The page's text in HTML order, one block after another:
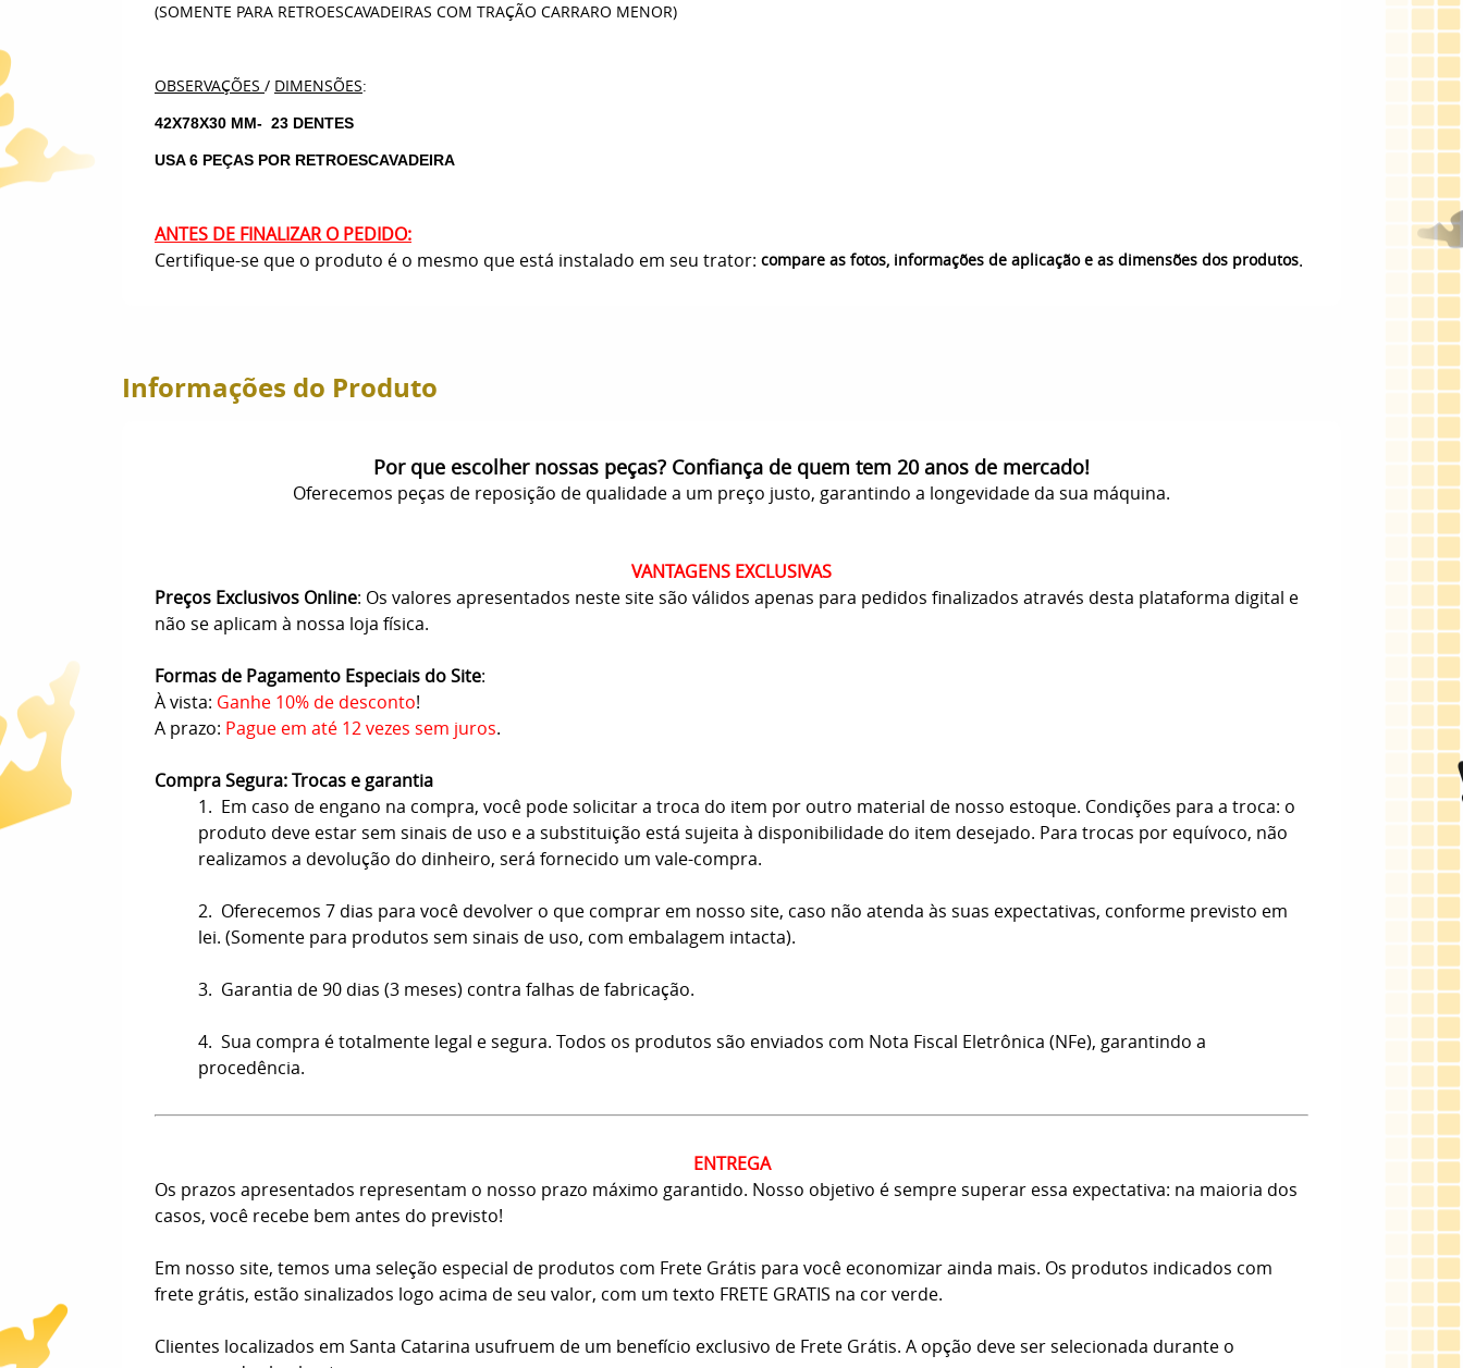
(SOMENTE PARA RETROESCAVADEIRAS COM TRAÇÃO CARRARO MENOR)
OBSERVAÇÕES / DIMENSÕES:
42X78X30 MM- 23 DENTES
USA 6 PEÇAS POR RETROESCAVADEIRA
ANTES DE FINALIZAR O PEDIDO:
Certifique-se que o produto é o mesmo que está instalado em seu trator: compare as fotos, informações de aplicação e as dimensões dos produtos.
Informações do Produto
Por que escolher nossas peças? Confiança de quem tem 20 anos de mercado!
Oferecemos peças de reposição de qualidade a um preço justo, garantindo a longevidade da sua máquina.
VANTAGENS EXCLUSIVAS
Preços Exclusivos Online: Os valores apresentados neste site são válidos apenas para pedidos finalizados através desta plataforma digital e
não se aplicam à nossa loja física.
Formas de Pagamento Especiais do Site:
À vista: Ganhe 10% de desconto!
A prazo: Pague em até 12 vezes sem juros.
Compra Segura: Trocas e garantia
1. Em caso de engano na compra, você pode solicitar a troca do item por outro material de nosso estoque. Condições para a troca: o
produto deve estar sem sinais de uso e a substituição está sujeita à disponibilidade do item desejado. Para trocas por equívoco, não
realizamos a devolução do dinheiro, será fornecido um vale-compra.
2. Oferecemos 7 dias para você devolver o que comprar em nosso site, caso não atenda às suas expectativas, conforme previsto em
lei. (Somente para produtos sem sinais de uso, com embalagem intacta).
3. Garantia de 90 dias (3 meses) contra falhas de fabricação.
4. Sua compra é totalmente legal e segura. Todos os produtos são enviados com Nota Fiscal Eletrônica (NFe), garantindo a
procedência.
ENTREGA
Os prazos apresentados representam o nosso prazo máximo garantido. Nosso objetivo é sempre superar essa expectativa: na maioria dos
casos, você recebe bem antes do previsto!
Em nosso site, temos uma seleção especial de produtos com Frete Grátis para você economizar ainda mais. Os produtos indicados com
frete grátis, estão sinalizados logo acima de seu valor, com um texto FRETE GRATIS na cor verde.
Clientes localizados em Santa Catarina usufruem de um benefício exclusivo de Frete Grátis. A opção deve ser selecionada durante o